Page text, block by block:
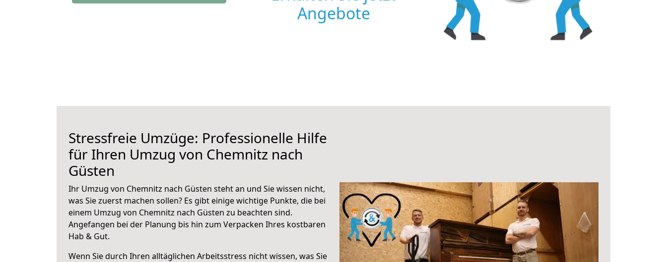
Angebote
Stressfreie Umzüge: Professionelle Hilfe
für Ihren Umzug von Chemnitz nach
Güsten
Ihr Umzug von Chemnitz nach Güsten steht an und Sie wissen nicht,
was Sie zuerst machen sollen? Es gibt einige wichtige Punkte, die bei
einem Umzug von Chemnitz nach Güsten zu beachten sind.
Angefangen bei der Planung bis hin zum Verpacken Ihres kostbaren
Hab & Gut.
Wenn Sie durch Ihren alltäglichen Arbeitsstress nicht wissen, was Sie